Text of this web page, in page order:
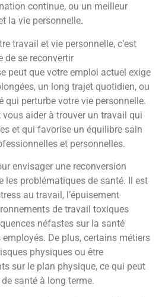
continue, ou un meilleur
la vie personnelle.
travail et vie personnelle, c’est
de se reconvertir
peut que votre emploi actuel exige
un long trajet quotidien, ou
qui perturbe votre vie personnelle.
vous aider à trouver un travail qui
et qui favorise un équilibre sain
et personnelles.
envisager une reconversion
les problématiques de santé. Il est
au travail, l’épuisement
de travail toxiques
néfastes sur la santé
De plus, certains métiers
physiques ou être
sur le plan physique, ce qui peut
santé à long terme.